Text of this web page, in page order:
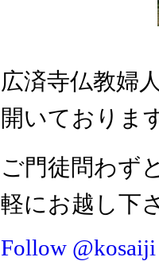
広済寺仏教婦
開いておりま
ご門徒問わず
軽にお越し下
Follow @kosaiji